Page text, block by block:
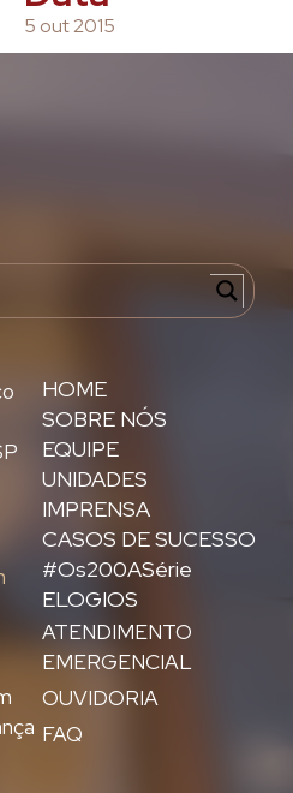
5 out 2015
HOME
SOBRE NÓS
EQUIPE
UNIDADES
IMPRENSA
CASOS DE SUCESSO
#Os200ASérie
ELOGIOS
ATENDIMENTO
EMERGENCIAL
OUVIDORIA
FAQ